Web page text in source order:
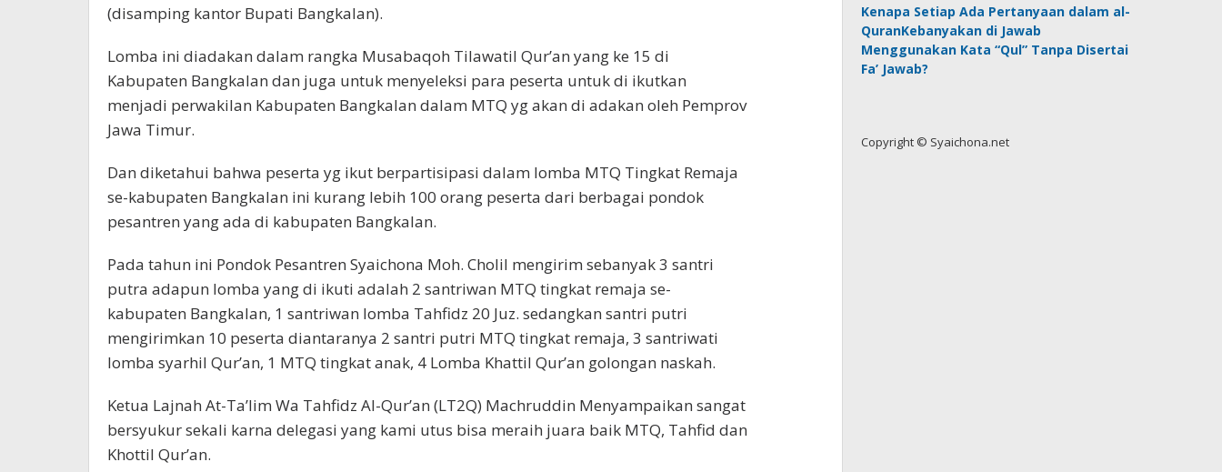
(disamping kantor Bupati Bangkalan).
Lomba ini diadakan dalam rangka Musabaqoh Tilawatil Qur’an yang ke 15 di
Kabupaten Bangkalan dan juga untuk menyeleksi para peserta untuk di ikutkan
menjadi perwakilan Kabupaten Bangkalan dalam MTQ yg akan di adakan oleh Pemprov
Jawa Timur.
Dan diketahui bahwa peserta yg ikut berpartisipasi dalam lomba MTQ Tingkat Remaja
se-kabupaten Bangkalan ini kurang lebih 100 orang peserta dari berbagai pondok
pesantren yang ada di kabupaten Bangkalan.
Pada tahun ini Pondok Pesantren Syaichona Moh. Cholil mengirim sebanyak 3 santri
putra adapun lomba yang di ikuti adalah 2 santriwan MTQ tingkat remaja se-
kabupaten Bangkalan, 1 santriwan lomba Tahfidz 20 Juz. sedangkan santri putri
mengirimkan 10 peserta diantaranya 2 santri putri MTQ tingkat remaja, 3 santriwati
lomba syarhil Qur’an, 1 MTQ tingkat anak, 4 Lomba Khattil Qur’an golongan naskah.
Ketua Lajnah At-Ta’lim Wa Tahfidz Al-Qur’an (LT2Q) Machruddin Menyampaikan sangat
bersyukur sekali karna delegasi yang kami utus bisa meraih juara baik MTQ, Tahfid dan
Khottil Qur’an.
Kenapa Setiap Ada Pertanyaan dalam al-
QuranKebanyakan di Jawab
Menggunakan Kata “Qul” Tanpa Disertai
Fa’ Jawab?
Copyright © Syaichona.net